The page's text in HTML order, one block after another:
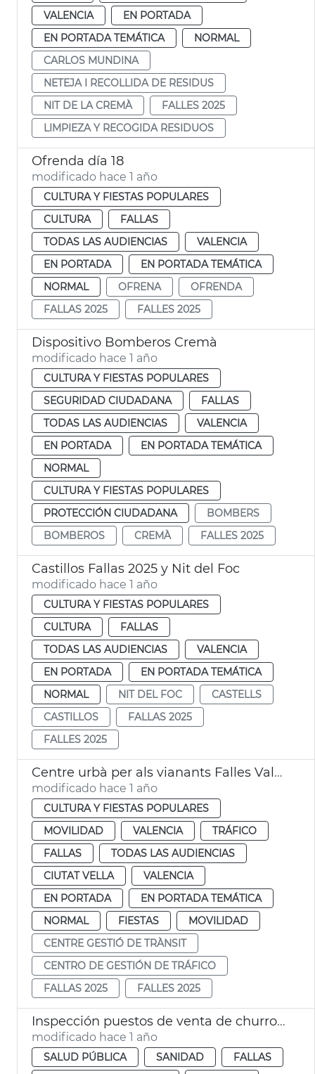
VALENCIA
EN PORTADA
EN PORTADA TEMÁTICA
NORMAL
CARLOS MUNDINA
NETEJA I RECOLLIDA DE RESIDUS
NIT DE LA CREMÀ
FALLES 2025
LIMPIEZA Y RECOGIDA RESIDUOS
Ofrenda día 18
modificado hace 1 año
CULTURA Y FIESTAS POPULARES
CULTURA
FALLAS
TODAS LAS AUDIENCIAS
VALENCIA
EN PORTADA
EN PORTADA TEMÁTICA
NORMAL
OFRENA
OFRENDA
FALLAS 2025
FALLES 2025
Dispositivo Bomberos Cremà
modificado hace 1 año
CULTURA Y FIESTAS POPULARES
SEGURIDAD CIUDADANA
FALLAS
TODAS LAS AUDIENCIAS
VALENCIA
EN PORTADA
EN PORTADA TEMÁTICA
NORMAL
CULTURA Y FIESTAS POPULARES
PROTECCIÓN CIUDADANA
BOMBERS
BOMBEROS
CREMÀ FALLES 2025
Castillos Fallas 2025 y Nit del Foc
modificado hace 1 año
CULTURA Y FIESTAS POPULARES
CULTURA
FALLAS
TODAS LAS AUDIENCIAS
VALENCIA
EN PORTADA
EN PORTADA TEMÁTICA
NORMAL
NIT DEL FOC
CASTELLS
CASTILLOS
FALLAS 2025
FALLES 2025
Centre urbà per als vianants Falles València 2025
modificado hace 1 año
CULTURA Y FIESTAS POPULARES
MOVILIDAD
VALENCIA
TRÁFICO
FALLAS
TODAS LAS AUDIENCIAS
CIUTAT VELLA
VALENCIA
EN PORTADA
EN PORTADA TEMÁTICA
NORMAL
FIESTAS
MOVILIDAD
CENTRE GESTIÓ DE TRÀNSIT
CENTRO DE GESTIÓN DE TRÁFICO
FALLAS 2025
FALLES 2025
Inspección puestos de venta de churros y buñuelos. Fallas de València
modificado hace 1 año
SALUD PÚBLICA SANIDAD
FALLAS